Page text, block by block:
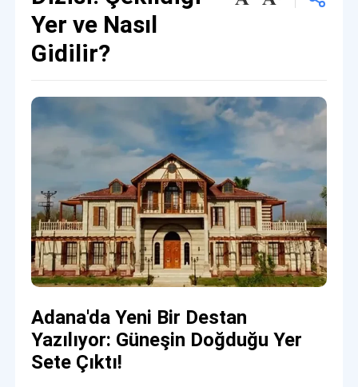
Yer ve Nasıl
Gidilir?
Adana'da Yeni Bir Destan
Yazılıyor: Güneşin Doğduğu Yer
Sete Çıktı!